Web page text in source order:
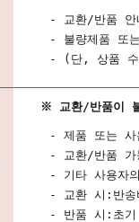
- 교환/반품 안
- 불량제품 또
- (단, 상품 수
※ 교환/반품이
- 제품 또는 사
- 교환/반품 가
- 기타 사용자
- 교환 시:반송
- 반품 시:초기